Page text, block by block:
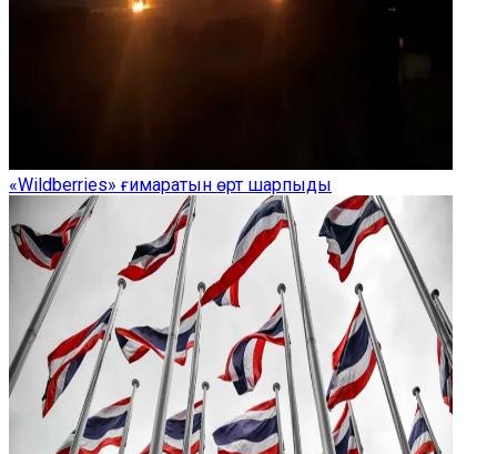
«Wildberries» ғимаратын өрт шарпыды